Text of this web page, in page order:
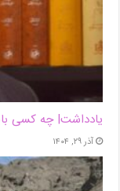
یادداشت| ‌چه کسی
آذر ۲۹, ۱۴۰۴